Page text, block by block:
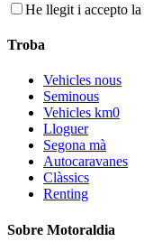
He llegit i accepto la
Troba
Vehicles nous
Seminous
Vehicles km0
Lloguer
Segona mà
Autocaravanes
Clàssics
Renting
Sobre Motoraldia